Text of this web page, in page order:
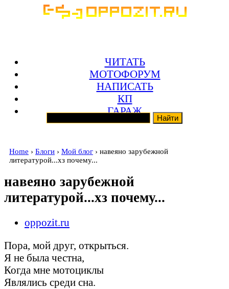
ЧИТАТЬ
МОТОФОРУМ
НАПИСАТЬ
КП
ГАРАЖ
Home › Блоги › Мой блог › навеяно зарубежной
литературой...хз почему...
навеяно зарубежной
литературой...хз почему...
oppozit.ru
Пора, мой друг, открыться.
Я не была честна,
Когда мне мотоциклы
Являлись среди сна.